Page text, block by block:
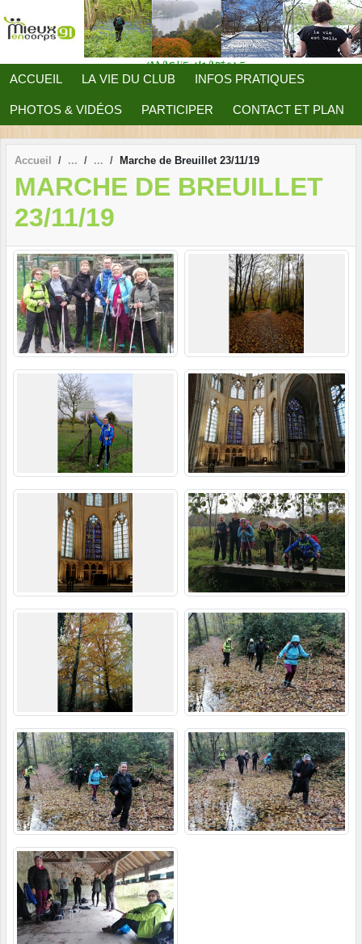
ACCUEIL LA VIE DU CLUB INFOS PRATIQUES
PHOTOS & VIDÉOS PARTICIPER CONTACT ET PLAN
Accueil Marche de Breuillet 23/11/19
MARCHE DE BREUILLET
23/11/19
Panneau de gestion des cookies